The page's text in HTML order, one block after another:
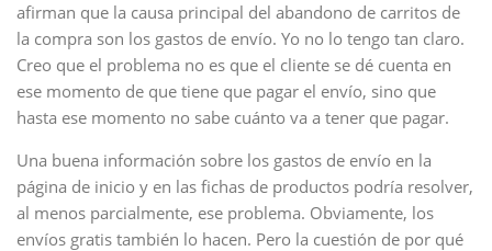
afirman que la causa principal del abandono de carritos de
la compra son los gastos de envío. Yo no lo tengo tan claro.
Creo que el problema no es que el cliente se dé cuenta en
ese momento de que tiene que pagar el envío, sino que
hasta ese momento no sabe cuánto va a tener que pagar.
Una buena información sobre los gastos de envío en la
página de inicio y en las fichas de productos podría resolver,
al menos parcialmente, ese problema. Obviamente, los
envíos gratis también lo hacen. Pero la cuestión de por qué